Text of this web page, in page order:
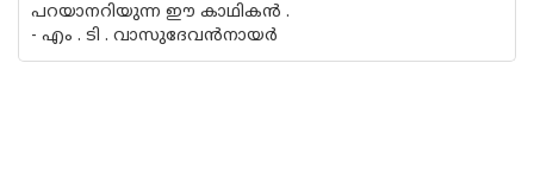
പറയാനറിയുന്ന ഈ കാഥിക‌ന്‍ .
- എം . ടി . വാസുദേവ‌ന്‍നായര്‍